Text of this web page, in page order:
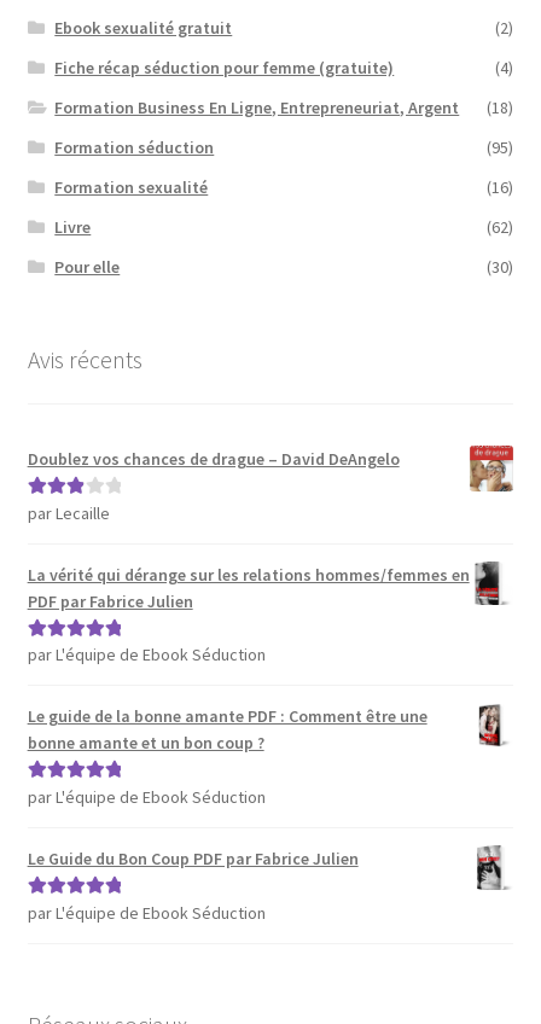
Ebook sexualité gratuit
(2)
Fiche récap séduction pour femme (gratuite)
(4)
Formation Business En Ligne, Entrepreneuriat, Argent
(18)
Formation séduction
(95)
Formation sexualité
(16)
Livre
(62)
Pour elle
(30)
Avis récents
Doublez vos chances de drague – David DeAngelo
Note3
par Lecaille
La vérité qui dérange sur les relations hommes/femmes en
PDF par Fabrice Julien
Note5sur 5
par L'équipe de Ebook Séduction
Le guide de la bonne amante PDF : Comment être une
bonne amante et un bon coup ?
Note5sur 5
par L'équipe de Ebook Séduction
Le Guide du Bon Coup PDF par Fabrice Julien
Note5sur 5
par L'équipe de Ebook Séduction